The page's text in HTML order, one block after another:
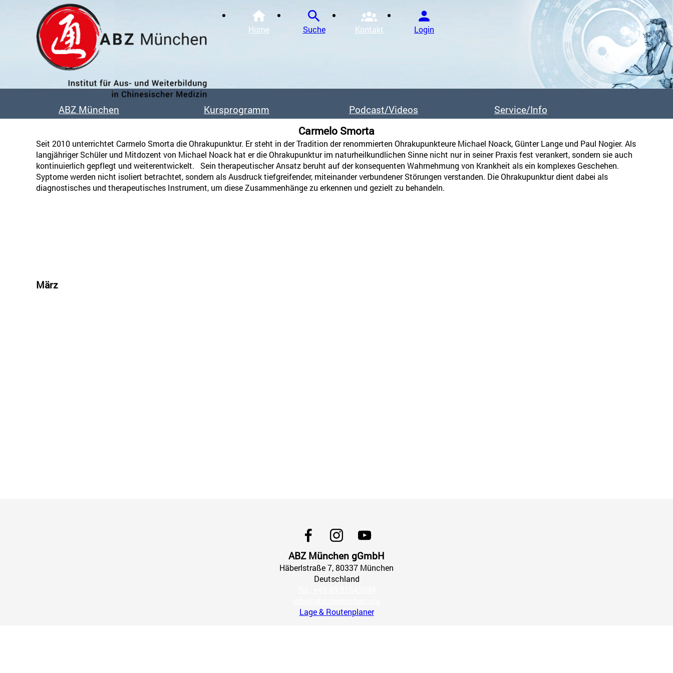
Home Suche Kontakt Login
ABZ München
Unsere Dozent:innen
Unsere Absolvent:innen
Veröffentlichungen & Buchtips
Bildergalerie
Kursprogramm
Akupunktur Weiterbildung / Spezialgebiete
Kräutertherapie / Aus- und Weiterbildung
Tuina / Aus- und Weiterbildung
Akupunktur in der Geburtshilfe / Aus- und Weiterbildung
Engaging Vitality / Aus- und Weiterbildung
Podcast/Videos Service/Info
FAQs
Downloads
Für Patient:innen
Übernachtungsmöglichkeiten
Klimaschutz
Carmelo Smorta
Seit 2010 unterrichtet Carmelo Smorta die Ohrakupunktur. Er steht in der Tradition der renommierten Ohrakupunkteure Michael Noack, Günter Lange und Paul Nogier. Als
langjähriger Schüler und Mitdozent von Michael Noack hat er die Ohrakupunktur im naturheilkundlichen Sinne nicht nur in seiner Praxis fest verankert, sondern sie auch
kontinuierlich gepflegt und weiterentwickelt. Sein therapeutischer Ansatz beruht auf der konsequenten Wahrnehmung von Krankheit als ein komplexes Geschehen.
Syptome werden nicht isoliert betrachtet, sondern als Ausdruck tiefgreifender, miteinander verbundener Störungen verstanden. Die Ohrakupunktur dient dabei als
diagnostisches und therapeutisches Instrument, um diese Zusammenhänge zu erkennen und gezielt zu behandeln.
März
ABZ München gGmbH
Häberlstraße7, 80337 München
Deutschland
Lage & Routenplaner